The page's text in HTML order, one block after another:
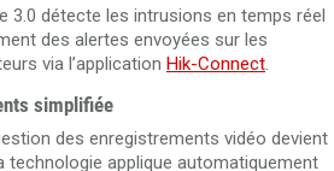
3.0 détecte les intrusions en temps réel
des alertes envoyées sur les
via l’application Hik-Connect.
simplifiée
des enregistrements vidéo devient
technologie applique automatiquement